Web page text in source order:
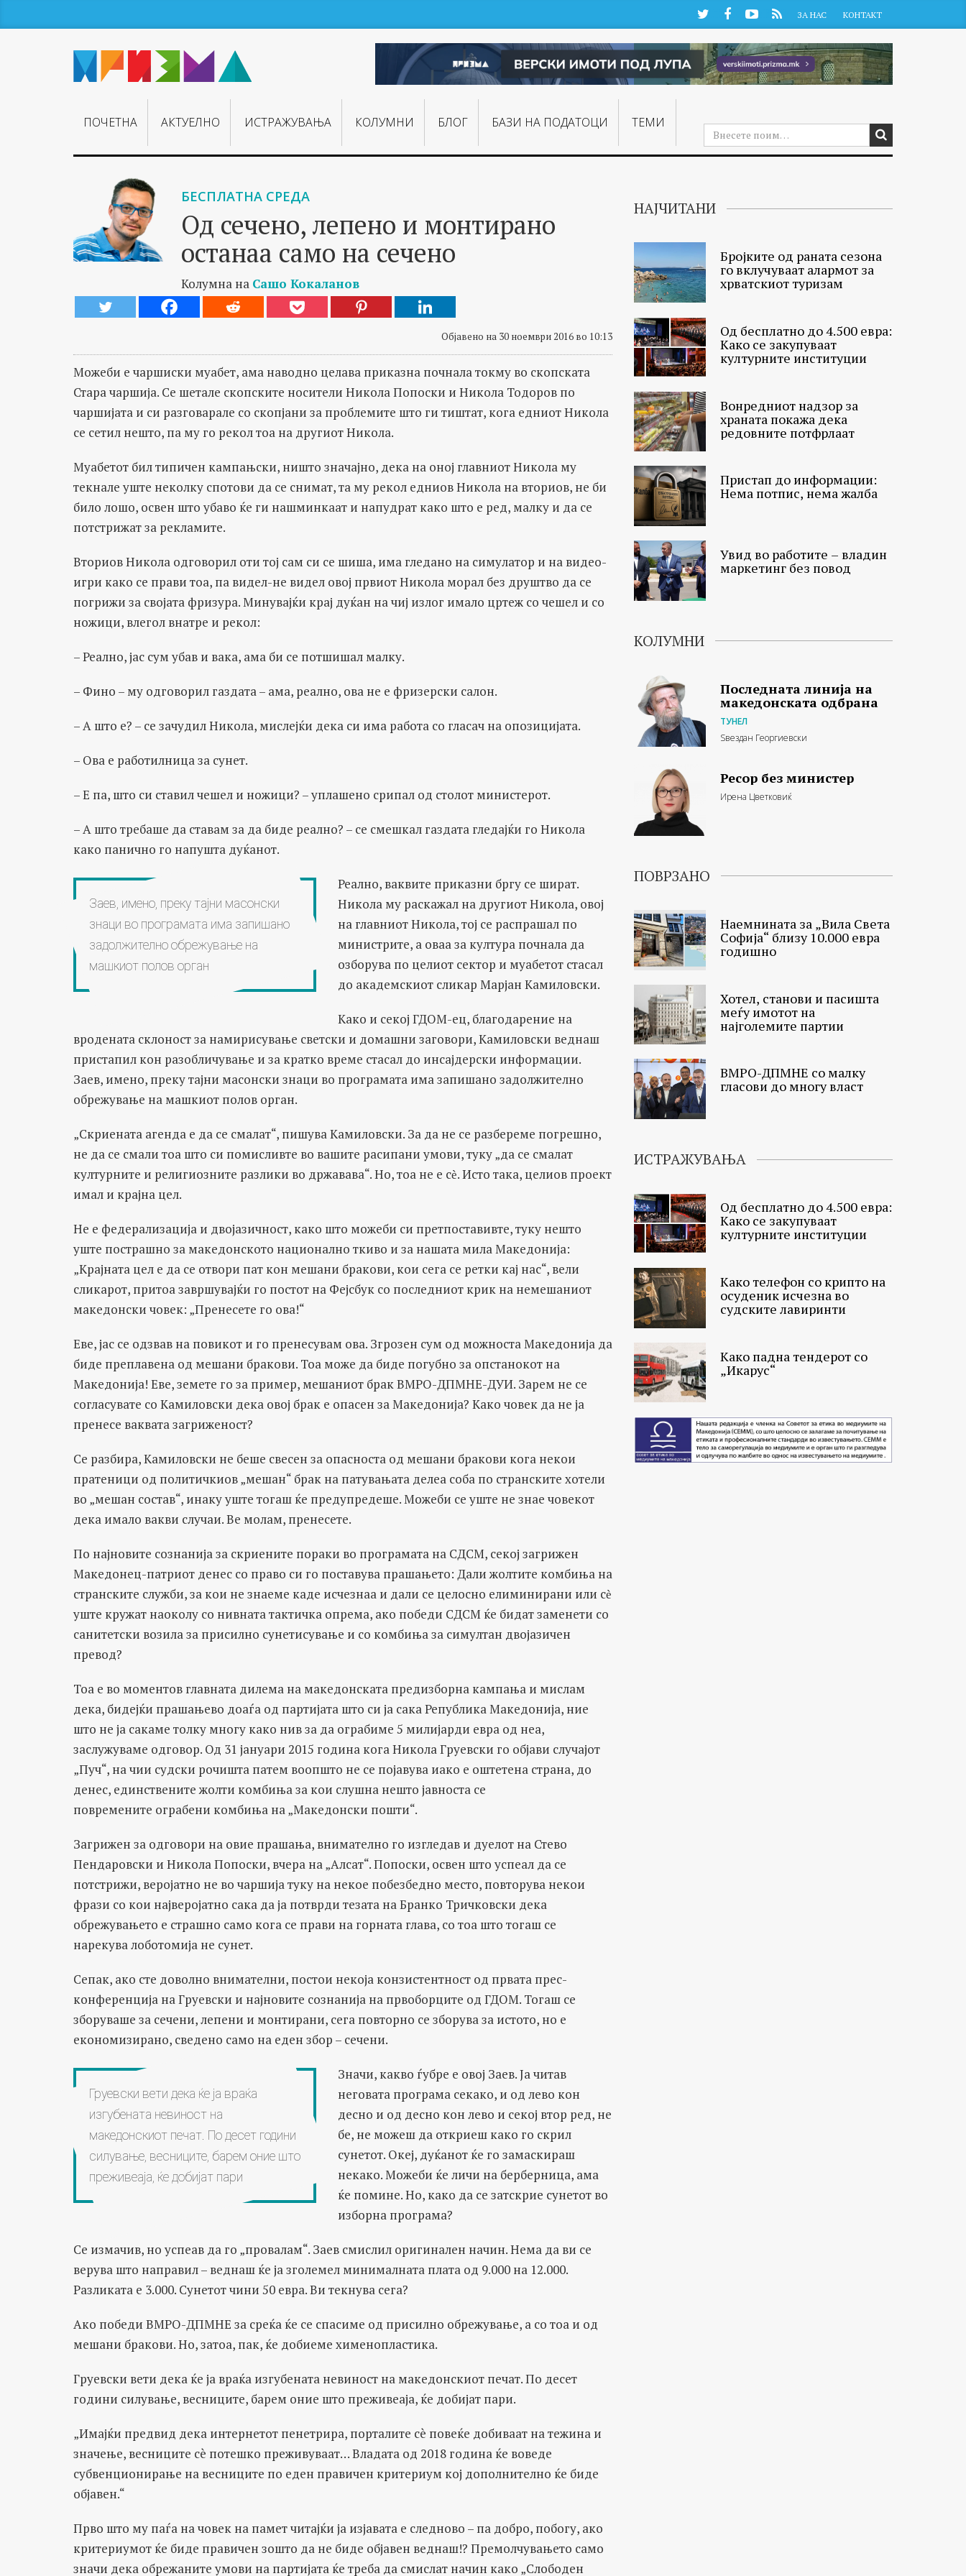
TwitterFacebookYouTube
RSS ЗА НАС КОНТАКТ
ПОЧЕТНА АКТУЕЛНО ИСТРАЖУВАЊA КОЛУМНИ БЛОГ БАЗИ НА ПОДАТОЦИ ТЕМИ
БЕСПЛАТНА СРЕДА
Од сечено, лепено и монтирано
останаа само на сечено
Колумна на Сашо Кокаланов
Објавено на 30 ноември 2016 во 10:13
Можеби е чаршиски муабет, ама наводно целава приказна почнала токму во скопската
Стара чаршија. Се шетале скопските носители Никола Попоски и Никола Тодоров по
чаршијата и си разговарале со скопјани за проблемите што ги тиштат, кога едниот Никола
се сетил нешто, па му го рекол тоа на другиот Никола.
Муабетот бил типичен кампањски, ништо значајно, дека на оној главниот Никола му
текнале уште неколку спотови да се снимат, та му рекол едниов Никола на вториов, не би
било лошо, освен што убаво ќе ги нашминкаат и напудрат како што е ред, малку и да се
потстрижат за рекламите.
Вториов Никола одговорил оти тој сам си се шиша, има гледано на симулатор и на видео-
игри како се прави тоа, па видел-не видел овој првиот Никола морал без друштво да се
погрижи за својата фризура. Минувајќи крај дуќан на чиј излог имало цртеж со чешел и со
ножици, влегол внатре и рекол:
– Реално, јас сум убав и вака, ама би се потшишал малку.
– Фино – му одговорил газдата – ама, реално, ова не е фризерски салон.
– А што е? – се зачудил Никола, мислејќи дека си има работа со гласач на опозицијата.
– Ова е работилница за сунет.
– Е па, што си ставил чешел и ножици? – уплашено срипал од столот министерот.
– А што требаше да ставам за да биде реално? – се смешкал газдата гледајќи го Никола
како панично го напушта дуќанот.
Заев, имено, преку тајни масонски
знаци во програмата има запишано
задолжително обрежување на
машкиот полов орган
Реално, ваквите приказни бргу се шират.
Никола му раскажал на другиот Никола, овој
на главниот Никола, тој се распрашал по
министрите, а оваа за култура почнала да
озборува по целиот сектор и муабетот стасал
до академскиот сликар Марјан Камиловски.
Како и секој ГДОМ-ец, благодарение на
вродената склоност за намирисување светски и домашни заговори, Камиловски веднаш
пристапил кон разобличување и за кратко време стасал до инсајдерски информации.
Заев, имено, преку тајни масонски знаци во програмата има запишано задолжително
обрежување на машкиот полов орган.
„Скриената агенда е да се смалат“, пишува Камиловски. За да не се разбереме погрешно,
не да се смали тоа што си помисливте во вашите расипани умови, туку „да се смалат
културните и религиозните разлики во државава“. Но, тоа не е сѐ. Исто така, целиов проект
имал и крајна цел.
Не е федерализација и двојазичност, како што можеби си претпоставивте, туку нешто
уште пострашно за македонското национално ткиво и за нашата мила Македонија:
„Крајната цел е да се отвори пат кон мешани бракови, кои сега се ретки кај нас“, вели
сликарот, притоа завршувајќи го постот на Фејсбук со последниот крик на немешаниот
македонски човек: „Пренесете го ова!“
Еве, јас се одзвав на повикот и го пренесувам ова. Згрозен сум од можноста Македонија да
биде преплавена од мешани бракови. Тоа може да биде погубно за опстанокот на
Македонија! Еве, земете го за пример, мешаниот брак ВМРО-ДПМНЕ-ДУИ. Зарем не се
согласувате со Камиловски дека овој брак е опасен за Македонија? Како човек да не ја
пренесе ваквата загриженост?
Се разбира, Камиловски не беше свесен за опасноста од мешани бракови кога некои
пратеници од политичкиов „мешан“ брак на патувањата делеа соба по странските хотели
во „мешан состав“, инаку уште тогаш ќе предупредеше. Можеби се уште не знае човекот
дека имало вакви случаи. Ве молам, пренесете.
По најновите сознанија за скриените пораки во програмата на СДСМ, секој загрижен
Македонец-патриот денес со право си го поставува прашањето: Дали жолтите комбиња на
странските служби, за кои не знаеме каде исчезнаа и дали се целосно елиминирани или сѐ
уште кружат наоколу со нивната тактичка опрема, ако победи СДСМ ќе бидат заменети со
санитетски возила за присилно сунетисување и со комбиња за симултан двојазичен
превод?
Тоа е во моментов главната дилема на македонската предизборна кампања и мислам
дека, бидејќи прашањево доаѓа од партијата што си ја сака Република Македонија, ние
што не ја сакаме толку многу како нив за да ограбиме 5 милијарди евра од неа,
заслужуваме одговор. Од 31 јануари 2015 година кога Никола Груевски го објави случајот
„Пуч“, на чии судски рочишта патем воопшто не се појавува иако е оштетена страна, до
денес, единствените жолти комбиња за кои слушна нешто јавноста се
повремените ограбени комбиња на „Македонски пошти“.
Загрижен за одговори на овие прашања, внимателно го изгледав и дуелот на Стево
Пендаровски и Никола Попоски, вчера на „Алсат“. Попоски, освен што успеал да се
потстрижи, веројатно не во чаршија туку на некое побезбедно место, повторува некои
фрази со кои најверојатно сака да ја потврди тезата на Бранко Тричковски дека
обрежувањето е страшно само кога се прави на горната глава, со тоа што тогаш се
нарекува лоботомија не сунет.
Сепак, ако сте доволно внимателни, постои некоја конзистентност од првата прес-
конференција на Груевски и најновите сознанија на првоборците од ГДОМ. Тогаш се
зборуваше за сечени, лепени и монтирани, сега повторно се зборува за истото, но е
економизирано, сведено само на еден збор – сечени.
Груевски вети дека ќе ја враќа
изгубената невиност на
македонскиот печат. По десет години
силување, весниците, барем оние што
преживеаја, ќе добијат пари
Значи, какво ѓубре е овој Заев. Ја читав
неговата програма секако, и од лево кон
десно и од десно кон лево и секој втор ред, не
бе, не можеш да откриеш како го скрил
сунетот. Океј, дуќанот ќе го замаскираш
некако. Можеби ќе личи на берберница, ама
ќе помине. Но, како да се затскрие сунетот во
изборна програма?
Се измачив, но успеав да го „провалам“. Заев смислил оригинален начин. Нема да ви се
верува што направил – веднаш ќе ја зголемел минималната плата од 9.000 на 12.000.
Разликата е 3.000. Сунетот чини 50 евра. Ви текнува сега?
Ако победи ВМРО-ДПМНЕ за среќа ќе се спасиме од присилно обрежување, а со тоа и од
мешани бракови. Но, затоа, пак, ќе добиеме хименопластика.
Груевски вети дека ќе ја враќа изгубената невиност на македонскиот печат. По десет
години силување, весниците, барем оние што преживеаја, ќе добијат пари.
„Имајќи предвид дека интернетот пенетрира, порталите сè повеќе добиваат на тежина и
значење, весниците сè потешко преживуваат… Владата од 2018 година ќе воведе
субвенционирање на весниците по еден правичен критериум кој дополнително ќе биде
објавен.“
Прво што му паѓа на човек на памет читајќи ја изјавата е следново – па добро, побогу, ако
критериумот ќе биде правичен зошто да не биде објавен веднаш!? Премолчувањето само
значи дека обрежаните умови на партијата ќе треба да смислат начин како „Слободен
НАЈЧИТАНИ
Бројките од раната сезона
го вклучуваат алармот за
хрватскиот туризам
Од бесплатно до 4.500 евра:
Како се закупуваат
културните институции
Вонредниот надзор за
храната покажа дека
редовните потфрлаат
Пристап до информации:
Нема потпис, нема жалба
Увид во работите – владин
маркетинг без повод
КОЛУМНИ
Последната линија на
македонската одбрана
ТУНЕЛ
Ѕвездан Георгиевски
Ресор без министер
Ирена Цветковиќ
ПОВРЗАНО
Наемнината за „Вила Света
Софија“ близу 10.000 евра
годишно
Хотел, станови и пасишта
меѓу имотот на
најголемите партии
ВМРО-ДПМНЕ со малку
гласови до многу власт
ИСТРАЖУВАЊА
Од бесплатно до 4.500 евра:
Како се закупуваат
културните институции
Како телефон со крипто на
осуденик исчезна во
судските лавиринти
Како падна тендерот со
„Икарус“